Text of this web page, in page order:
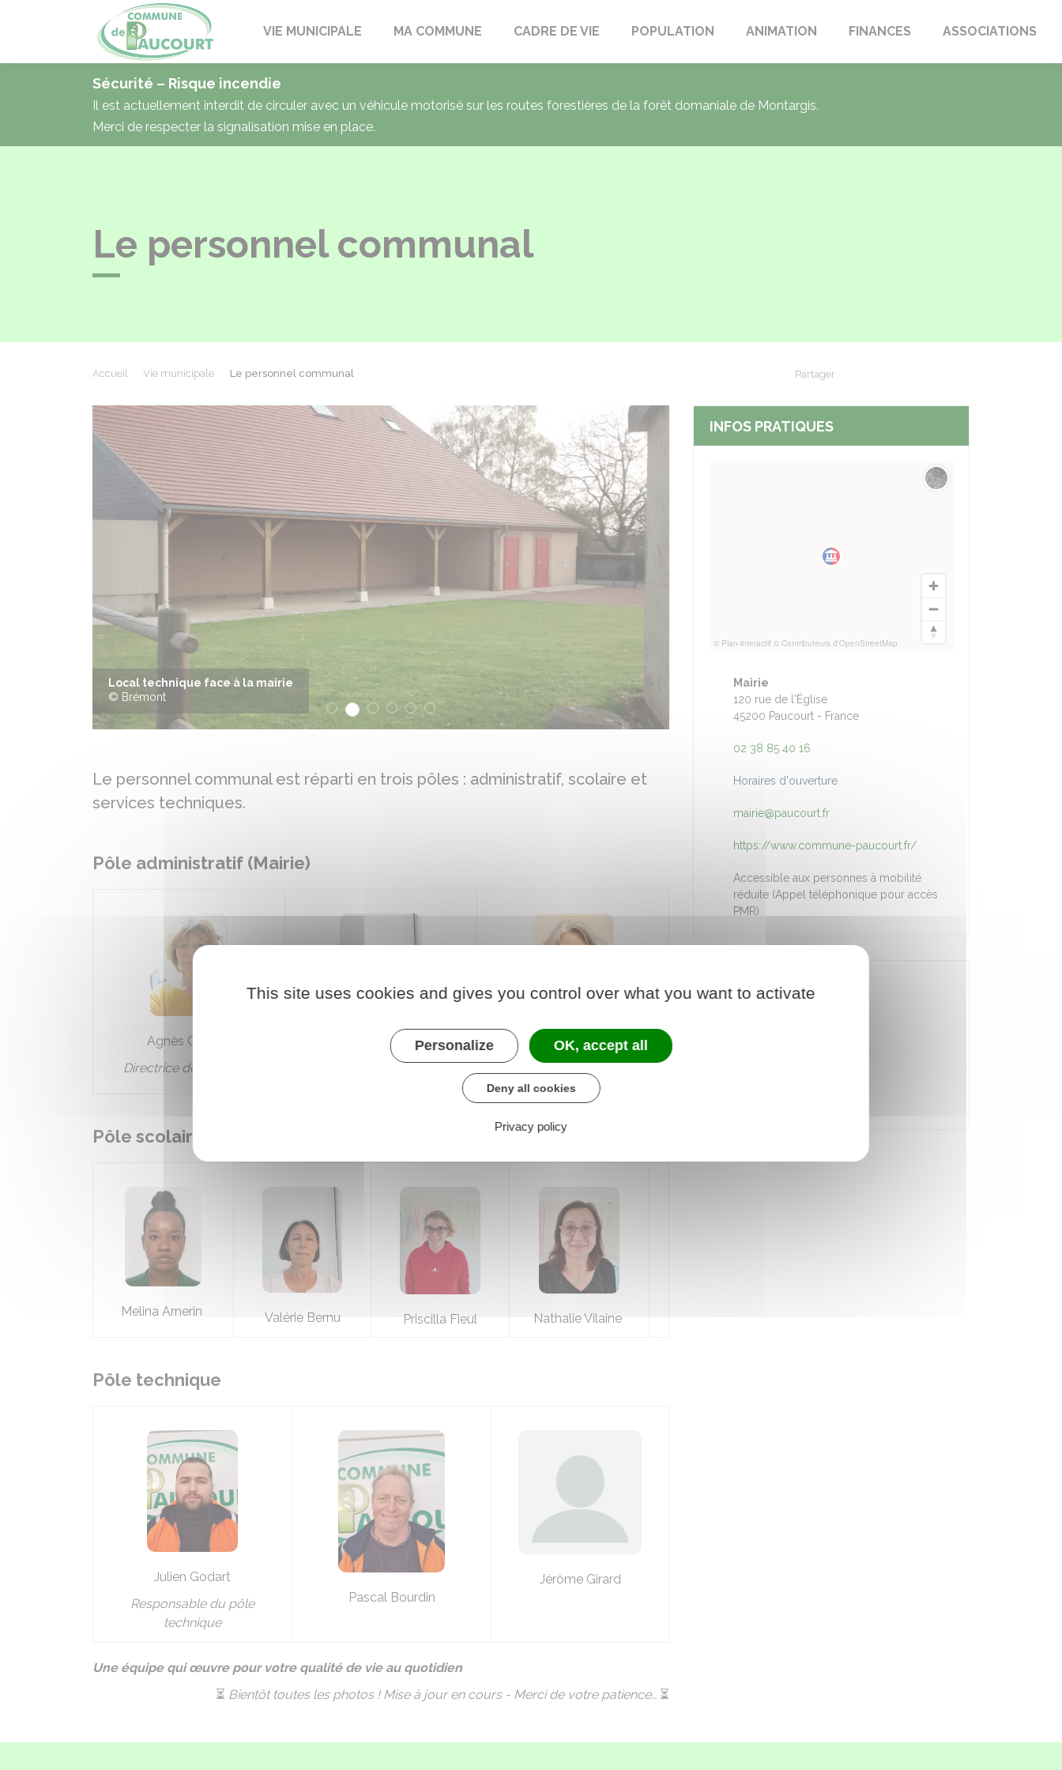
PaucourtVIE MUNICIPALE MA COMMUNE CADRE DE VIE POPULATION ANIMATION FINANCES ASSOCIATIONS
Sécurité – Risque incendie
Il est actuellement interdit de circuler avec un véhicule motorisé sur les routes forestières de la forêt domaniale de Montargis.
Merci de respecter la signalisation mise en place.
Le personnel communal
Accueil Vie municipale Le personnel communal Partager
Mairie : entrée du public
© Brémont
Suivant
Le personnel communal est réparti en trois pôles : administratif, scolaire et
services techniques.
Pôle administratif (Mairie)
Agnès Calciat
Directrice des services
Valérie Bernu Aline Chalot Konak
Pôle scolaire
Melina Arnerin Valérie Bernu Priscilla Fieul Nathalie Vilaine
Pôle technique
Julien Godart
Responsable du pôle
technique
Pascal Bourdin
Jérôme Girard
Une équipe qui œuvre pour votre qualité de vie au quotidien
⏳ Bientôt toutes les photos ! Mise à jour en cours - Merci de votre patience… ⏳
INFOS PRATIQUES
© Plan-interactif © Contributeurs d'OpenStreetMap
Changer le fond de carte
Mairie
120 rue de l'Église
45200 Paucourt - France
02 38 85 40 16
Horaires d'ouverture
mairie@paucourt.fr
https://www.commune-paucourt.fr/
Accessible aux personnes à mobilité
réduite (Appel téléphonique pour accès
PMR)
This site uses cookies and gives you control over what you want to activate
Personalize OK, accept all
Deny all cookies
Privacy policy